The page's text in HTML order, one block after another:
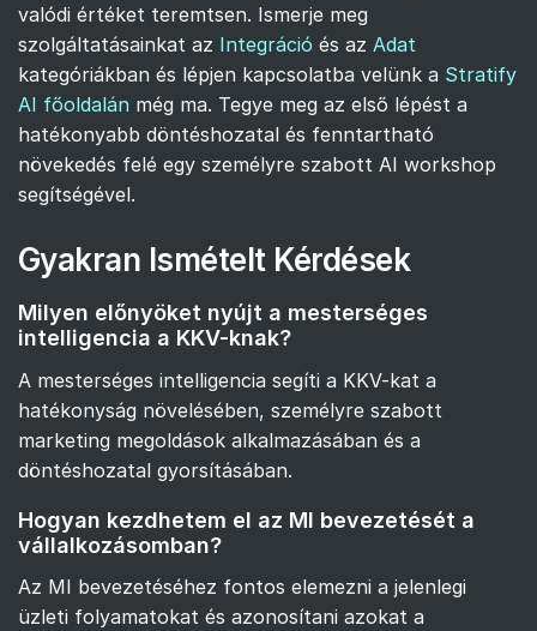
valódi értéket teremtsen. Ismerje meg
szolgáltatásainkat az Integráció és az Adat
kategóriákban és lépjen kapcsolatba velünk a Stratify
AI főoldalán még ma. Tegye meg az első lépést a
hatékonyabb döntéshozatal és fenntartható
növekedés felé egy személyre szabott AI workshop
segítségével.
Gyakran Ismételt Kérdések
Milyen előnyöket nyújt a mesterséges
intelligencia a KKV-knak?
A mesterséges intelligencia segíti a KKV-kat a
hatékonyság növelésében, személyre szabott
marketing megoldások alkalmazásában és a
döntéshozatal gyorsításában.
Hogyan kezdhetem el az MI bevezetését a
vállalkozásomban?
Az MI bevezetéséhez fontos elemezni a jelenlegi
üzleti folyamatokat és azonosítani azokat a